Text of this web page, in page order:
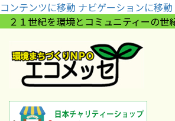
コンテンツに移動 ナビゲーションに移動
２１世紀を環境とコミュニティーの世